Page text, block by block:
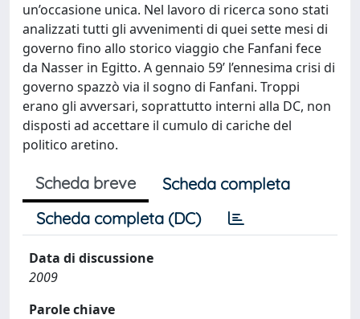
un’occasione unica. Nel lavoro di ricerca sono stati
analizzati tutti gli avvenimenti di quei sette mesi di
governo fino allo storico viaggio che Fanfani fece
da Nasser in Egitto. A gennaio 59’ l’ennesima crisi di
governo spazzò via il sogno di Fanfani. Troppi
erano gli avversari, soprattutto interni alla DC, non
disposti ad accettare il cumulo di cariche del
politico aretino.
Scheda breve
Scheda completa
Scheda completa (DC)
Data di discussione
2009
Parole chiave